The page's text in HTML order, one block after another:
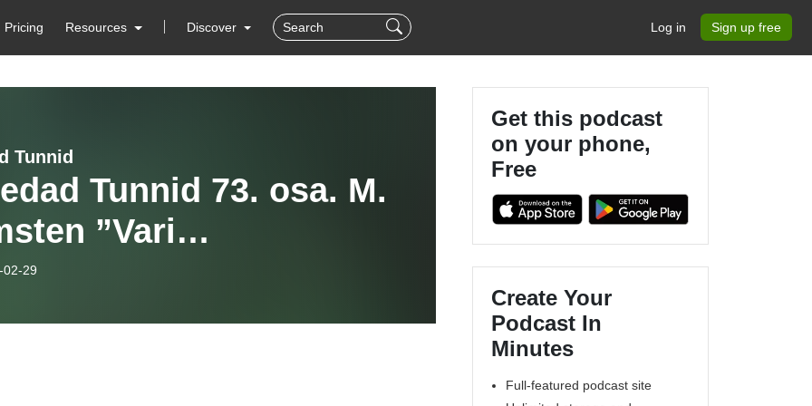
Pricing Resources Discover Log in Sign up free
Tunnid
Tunnid 73. osa. M.
”Vari
02-29
Get this podcast
on your phone,
Free
Create Your
Podcast In
Minutes
Full-featured podcast site